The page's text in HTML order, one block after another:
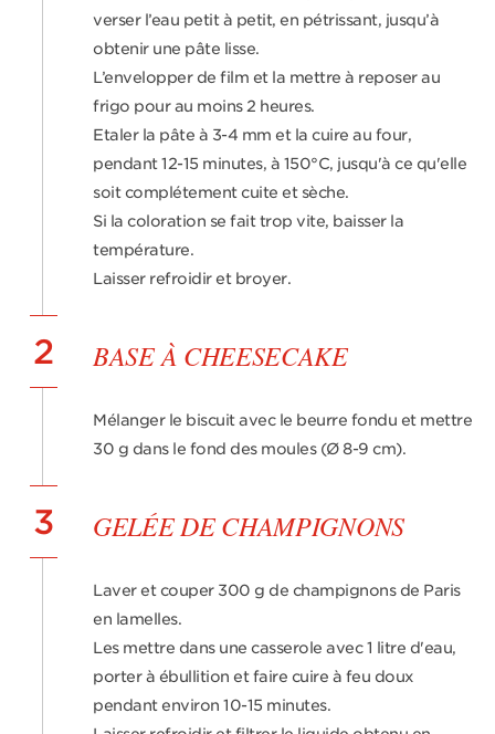
verser l’eau petit à petit, en pétrissant, jusqu’à
obtenir une pâte lisse.
L’envelopper de film et la mettre à reposer au
frigo pour au moins 2 heures.
Etaler la pâte à 3-4 mm et la cuire au four,
pendant 12-15 minutes, à 150°C, jusqu'à ce qu'elle
soit complétement cuite et sèche.
Si la coloration se fait trop vite, baisser la
température.
Laisser refroidir et broyer.
2 BASE À CHEESECAKE
Mélanger le biscuit avec le beurre fondu et mettre
30 g dans le fond des moules (Ø 8-9 cm).
3 GELÉE DE CHAMPIGNONS
Laver et couper 300 g de champignons de Paris
en lamelles.
Les mettre dans une casserole avec 1 litre d'eau,
porter à ébullition et faire cuire à feu doux
pendant environ 10-15 minutes.